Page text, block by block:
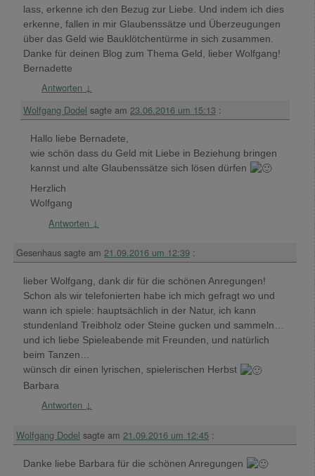
lass, erkenne ich den Bezug zur Liebe. Und indem ich dies
erkenne, fallen in mir Glaubenssätze und Überzeugungen
über das Geld wie Bauklötchentürme in sich zusammen.
Danke für deinen Blog zum Thema Geld, lieber Wolfgang!
Bernadette
Antworten ↓
Wolfgang Dodel sagte am 23.06.2016 um 15:13 :
Hallo liebe Bernadete,
wie schön dass du Geld mit Liebe in Beziehung bringen
kannst und alte Glaubenssätze sich lösen dürfen
Herzlich
Wolfgang
Antworten ↓
Gesenhaus sagte am 21.09.2016 um 12:39 :
lieber Wolfgang, dank dir für die schönen Anregungen!
Schon als wir telefonierten habe ich mich gefragt wo und
wann ich spiele: hauptsächlich in der Natur, ich kann
stundenland Treibholz oder Steine gucken und sammeln…
und ich liebe Spieleabende mit Freunden, und natürlich
beim Tanzen…
wünsch dir einen lyrischen, spielerischen Herbst
Barbara
Antworten ↓
Wolfgang Dodel sagte am 21.09.2016 um 12:45 :
Danke liebe Barbara für die schönen Anregungen